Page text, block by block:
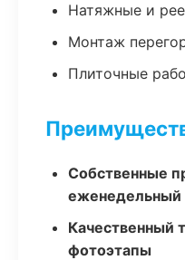
Натяжные и
Монтаж
Плиточные
Собственные
еженедельный
Качественный
фотоэтапы